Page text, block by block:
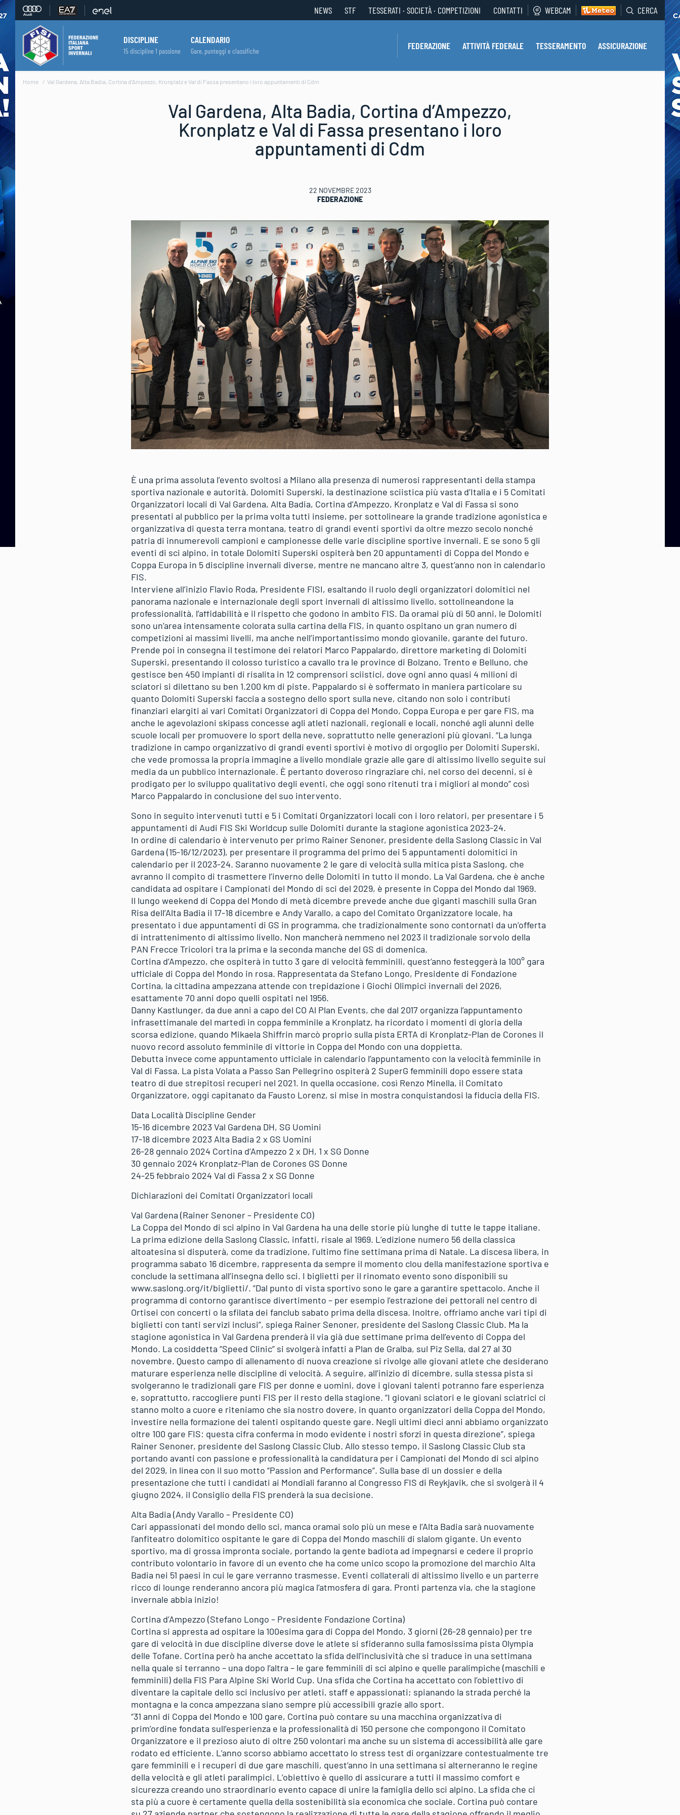
NEWS STF TESSERATI · SOCIETÀ · COMPETIZIONI CONTATTI WEBCAM CERCA
DISCIPLINE
15 discipline 1 passione
CALENDARIO
Gare, punteggi e classifiche FEDERAZIONE ATTIVITÀ FEDERALE TESSERAMENTO ASSICURAZIONE
Home Val Gardena, Alta Badia, Cortina d’Ampezzo, Kronplatz e Val di Fassa presentano i loro appuntamenti di Cdm
Val Gardena, Alta Badia, Cortina d’Ampezzo,
Kronplatz e Val di Fassa presentano i loro
appuntamenti di Cdm
22 NOVEMBRE 2023
FEDERAZIONE
È una prima assoluta l’evento svoltosi a Milano alla presenza di numerosi rappresentanti della stampa
sportiva nazionale e autorità. Dolomiti Superski, la destinazione sciistica più vasta d’Italia e i 5 Comitati
Organizzatori locali di Val Gardena, Alta Badia, Cortina d’Ampezzo, Kronplatz e Val di Fassa si sono
presentati al pubblico per la prima volta tutti insieme, per sottolineare la grande tradizione agonistica e
organizzativa di questa terra montana, teatro di grandi eventi sportivi da oltre mezzo secolo nonché
patria di innumerevoli campioni e campionesse delle varie discipline sportive invernali. E se sono 5 gli
eventi di sci alpino, in totale Dolomiti Superski ospiterà ben 20 appuntamenti di Coppa del Mondo e
Coppa Europa in 5 discipline invernali diverse, mentre ne mancano altre 3, quest’anno non in calendario
FIS.
Interviene all’inizio Flavio Roda, Presidente FISI, esaltando il ruolo degli organizzatori dolomitici nel
panorama nazionale e internazionale degli sport invernali di altissimo livello, sottolineandone la
professionalità, l’affidabilità e il rispetto che godono in ambito FIS. Da oramai più di 50 anni, le Dolomiti
sono un’area intensamente colorata sulla cartina della FIS, in quanto ospitano un gran numero di
competizioni ai massimi livelli, ma anche nell’importantissimo mondo giovanile, garante del futuro.
Prende poi in consegna il testimone dei relatori Marco Pappalardo, direttore marketing di Dolomiti
Superski, presentando il colosso turistico a cavallo tra le province di Bolzano, Trento e Belluno, che
gestisce ben 450 impianti di risalita in 12 comprensori sciistici, dove ogni anno quasi 4 milioni di
sciatori si dilettano su ben 1.200 km di piste. Pappalardo si è soffermato in maniera particolare su
quanto Dolomiti Superski faccia a sostegno dello sport sulla neve, citando non solo i contributi
finanziari elargiti ai vari Comitati Organizzatori di Coppa del Mondo, Coppa Europa e per gare FIS, ma
anche le agevolazioni skipass concesse agli atleti nazionali, regionali e locali, nonché agli alunni delle
scuole locali per promuovere lo sport della neve, soprattutto nelle generazioni più giovani. “La lunga
tradizione in campo organizzativo di grandi eventi sportivi è motivo di orgoglio per Dolomiti Superski,
che vede promossa la propria immagine a livello mondiale grazie alle gare di altissimo livello seguite sui
media da un pubblico internazionale. È pertanto doveroso ringraziare chi, nel corso dei decenni, si è
prodigato per lo sviluppo qualitativo degli eventi, che oggi sono ritenuti tra i migliori al mondo” così
Marco Pappalardo in conclusione del suo intervento.
Sono in seguito intervenuti tutti e 5 i Comitati Organizzatori locali con i loro relatori, per presentare i 5
appuntamenti di Audi FIS Ski Worldcup sulle Dolomiti durante la stagione agonistica 2023-24.
In ordine di calendario è intervenuto per primo Rainer Senoner, presidente della Saslong Classic in Val
Gardena (15-16/12/2023), per presentare il programma del primo dei 5 appuntamenti dolomitici in
calendario per il 2023-24. Saranno nuovamente 2 le gare di velocità sulla mitica pista Saslong, che
avranno il compito di trasmettere l’inverno delle Dolomiti in tutto il mondo. La Val Gardena, che è anche
candidata ad ospitare i Campionati del Mondo di sci del 2029, è presente in Coppa del Mondo dal 1969.
Il lungo weekend di Coppa del Mondo di metà dicembre prevede anche due giganti maschili sulla Gran
Risa dell’Alta Badia il 17-18 dicembre e Andy Varallo, a capo del Comitato Organizzatore locale, ha
presentato i due appuntamenti di GS in programma, che tradizionalmente sono contornati da un’offerta
di intrattenimento di altissimo livello. Non mancherà nemmeno nel 2023 il tradizionale sorvolo della
PAN Frecce Tricolori tra la prima e la seconda manche del GS di domenica.
Cortina d’Ampezzo, che ospiterà in tutto 3 gare di velocità femminili, quest’anno festeggerà la 100° gara
ufficiale di Coppa del Mondo in rosa. Rappresentata da Stefano Longo, Presidente di Fondazione
Cortina, la cittadina ampezzana attende con trepidazione i Giochi Olimpici invernali del 2026,
esattamente 70 anni dopo quelli ospitati nel 1956.
Danny Kastlunger, da due anni a capo del CO Al Plan Events, che dal 2017 organizza l’appuntamento
infrasettimanale del martedì in coppa femminile a Kronplatz, ha ricordato i momenti di gloria della
scorsa edizione, quando Mikaela Shiffrin marcò proprio sulla pista ERTA di Kronplatz-Plan de Corones il
nuovo record assoluto femminile di vittorie in Coppa del Mondo con una doppietta.
Debutta invece come appuntamento ufficiale in calendario l’appuntamento con la velocità femminile in
Val di Fassa. La pista Volata a Passo San Pellegrino ospiterà 2 SuperG femminili dopo essere stata
teatro di due strepitosi recuperi nel 2021. In quella occasione, così Renzo Minella, il Comitato
Organizzatore, oggi capitanato da Fausto Lorenz, si mise in mostra conquistandosi la fiducia della FIS.
Data Località Discipline Gender
15-16 dicembre 2023 Val Gardena DH, SG Uomini
17-18 dicembre 2023 Alta Badia 2 x GS Uomini
26-28 gennaio 2024 Cortina d’Ampezzo 2 x DH, 1 x SG Donne
30 gennaio 2024 Kronplatz-Plan de Corones GS Donne
24-25 febbraio 2024 Val di Fassa 2 x SG Donne
Dichiarazioni dei Comitati Organizzatori locali
Val Gardena (Rainer Senoner – Presidente CO)
La Coppa del Mondo di sci alpino in Val Gardena ha una delle storie più lunghe di tutte le tappe italiane.
La prima edizione della Saslong Classic, infatti, risale al 1969. L’edizione numero 56 della classica
altoatesina si disputerà, come da tradizione, l’ultimo fine settimana prima di Natale. La discesa libera, in
programma sabato 16 dicembre, rappresenta da sempre il momento clou della manifestazione sportiva e
conclude la settimana all’insegna dello sci. I biglietti per il rinomato evento sono disponibili su
www.saslong.org/it/biglietti/. “Dal punto di vista sportivo sono le gare a garantire spettacolo. Anche il
programma di contorno garantisce divertimento – per esempio l’estrazione dei pettorali nel centro di
Ortisei con concerti o la sfilata dei fanclub sabato prima della discesa. Inoltre, offriamo anche vari tipi di
biglietti con tanti servizi inclusi”, spiega Rainer Senoner, presidente del Saslong Classic Club. Ma la
stagione agonistica in Val Gardena prenderà il via già due settimane prima dell’evento di Coppa del
Mondo. La cosiddetta “Speed Clinic” si svolgerà infatti a Plan de Gralba, sul Piz Sella, dal 27 al 30
novembre. Questo campo di allenamento di nuova creazione si rivolge alle giovani atlete che desiderano
maturare esperienza nelle discipline di velocità. A seguire, all’inizio di dicembre, sulla stessa pista si
svolgeranno le tradizionali gare FIS per donne e uomini, dove i giovani talenti potranno fare esperienza
e, soprattutto, raccogliere punti FIS per il resto della stagione. “I giovani sciatori e le giovani sciatrici ci
stanno molto a cuore e riteniamo che sia nostro dovere, in quanto organizzatori della Coppa del Mondo,
investire nella formazione dei talenti ospitando queste gare. Negli ultimi dieci anni abbiamo organizzato
oltre 100 gare FIS: questa cifra conferma in modo evidente i nostri sforzi in questa direzione”, spiega
Rainer Senoner, presidente del Saslong Classic Club. Allo stesso tempo, il Saslong Classic Club sta
portando avanti con passione e professionalità la candidatura per i Campionati del Mondo di sci alpino
del 2029, in linea con il suo motto “Passion and Performance”. Sulla base di un dossier e della
presentazione che tutti i candidati ai Mondiali faranno al Congresso FIS di Reykjavik, che si svolgerà il 4
giugno 2024, il Consiglio della FIS prenderà la sua decisione.
Alta Badia (Andy Varallo – Presidente CO)
Cari appassionati del mondo dello sci, manca oramai solo più un mese e l’Alta Badia sarà nuovamente
l’anfiteatro dolomitico ospitante le gare di Coppa del Mondo maschili di slalom gigante. Un evento
sportivo, ma di grossa impronta sociale, portando la gente badiota ad impegnarsi e cedere il proprio
contributo volontario in favore di un evento che ha come unico scopo la promozione del marchio Alta
Badia nei 51 paesi in cui le gare verranno trasmesse. Eventi collaterali di altissimo livello e un parterre
ricco di lounge renderanno ancora più magica l’atmosfera di gara. Pronti partenza via, che la stagione
invernale abbia inizio!
Cortina d’Ampezzo (Stefano Longo – Presidente Fondazione Cortina)
Cortina si appresta ad ospitare la 100esima gara di Coppa del Mondo, 3 giorni (26-28 gennaio) per tre
gare di velocità in due discipline diverse dove le atlete si sfideranno sulla famosissima pista Olympia
delle Tofane. Cortina però ha anche accettato la sfida dell’inclusività che si traduce in una settimana
nella quale si terranno – una dopo l’altra – le gare femminili di sci alpino e quelle paralimpiche (maschili e
femminili) della FIS Para Alpine Ski World Cup. Una sfida che Cortina ha accettato con l’obiettivo di
diventare la capitale dello sci inclusivo per atleti, staff e appassionati; spianando la strada perché la
montagna e la conca ampezzana siano sempre più accessibili grazie allo sport.
“31 anni di Coppa del Mondo e 100 gare, Cortina può contare su una macchina organizzativa di
prim’ordine fondata sull’esperienza e la professionalità di 150 persone che compongono il Comitato
Organizzatore e il prezioso aiuto di oltre 250 volontari ma anche su un sistema di accessibilità alle gare
rodato ed efficiente. L’anno scorso abbiamo accettato lo stress test di organizzare contestualmente tre
gare femminili e i recuperi di due gare maschili, quest’anno in una settimana si alterneranno le regine
della velocità e gli atleti paralimpici. L’obiettivo è quello di assicurare a tutti il massimo comfort e
sicurezza creando uno straordinario evento capace di unire la famiglia dello sci alpino. La sfida che ci
sta più a cuore è certamente quella della sostenibilità sia economica che sociale. Cortina può contare